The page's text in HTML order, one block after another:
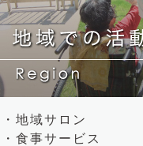
・地域サロン
・食事サービス